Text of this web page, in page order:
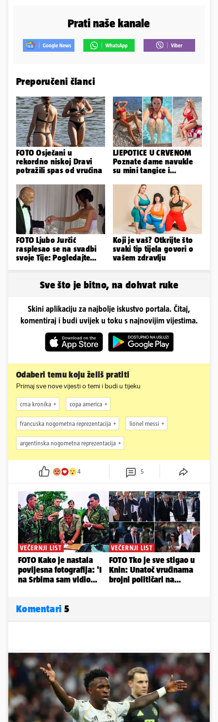
Prati naše kanale
Preporučeni članci
FOTO Osječani u
rekordno niskoj Dravi
potražili spas od vrućina
LJEPOTICE U CRVENOM
Poznate dame navukle
su mini tangice i
FOTO Ljubo Jurčić
rasplesao se na svadbi
svoje Tije: Pogledajte
Koji je vaš? Otkrijte što
svaki tip tijela govori o
vašem zdravlju
Sve što je bitno, na dohvat ruke
Skini aplikaciju za najbolje iskustvo portala. Čitaj,
komentiraj i budi uvijek u toku s najnovijim vijestima.
Odaberi temu koju želiš pratiti
Primaj sve nove vijesti o temi i budi u tijeku
crna kronika copa america
francuska nogometna reprezentacija lionel messi
argentinska nogometna reprezentacija
4 5
Komentari 5